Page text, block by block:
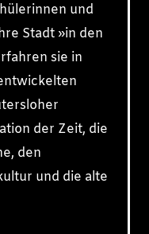
und
Stadt »in den
sie in
der Zeit, die
den
und die alte